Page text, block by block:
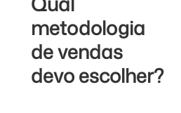
metodologia
de vendas
devo escolher?